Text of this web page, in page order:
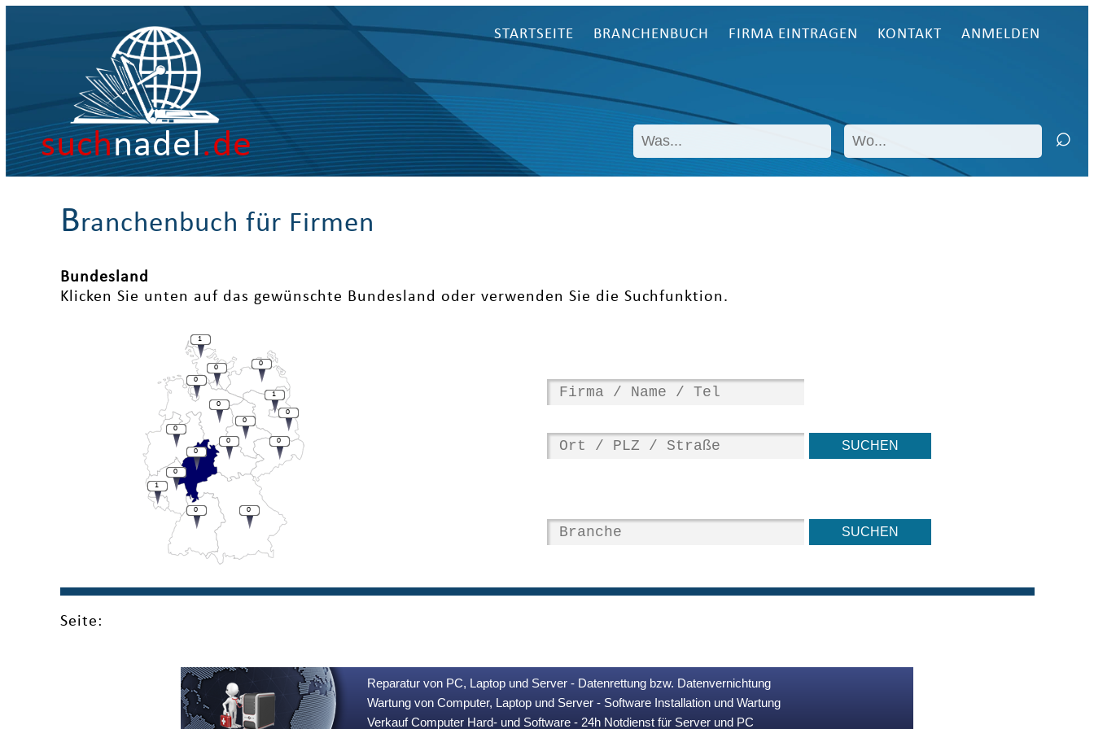
suchnadel.de
STARTSEITE BRANCHENBUCH FIRMA EINTRAGEN KONTAKT ANMELDEN
Branchenbuch für Firmen
Bundesland
Klicken Sie unten auf das gewünschte Bundesland oder verwenden Sie die Suchfunktion.
0
0
0
1
0
0
0
1
0
0
1
0
0
0
0
0
Seite:
Reparatur von PC, Laptop und Server - Datenrettung bzw. Datenvernichtung
Wartung von Computer, Laptop und Server - Software Installation und Wartung
Verkauf Computer Hard- und Software - 24h Notdienst für Server und PC